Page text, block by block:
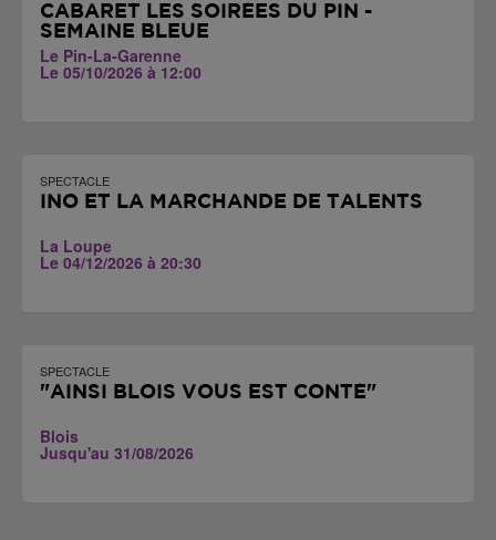
CABARET LES SOIRÉES DU PIN -
SEMAINE BLEUE
Le Pin-La-Garenne
Le 05/10/2026 à 12:00
SPECTACLE
INO ET LA MARCHANDE DE TALENTS
La Loupe
Le 04/12/2026 à 20:30
SPECTACLE
"AINSI BLOIS VOUS EST CONTÉ"
Blois
Jusqu'au 31/08/2026